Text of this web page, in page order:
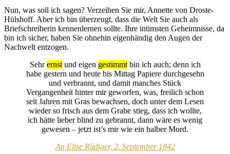
Nun, was soll ich sagen? Verzeihen Sie mir, Annette von Droste-
Hülshoff. Aber ich bin überzeugt, dass die Welt Sie auch als
Briefschreiberin kennenlernen sollte. Ihre intimsten Geheimnisse, da
bin ich sicher, haben Sie ohnehin eigenhändig den Augen der
Nachwelt entzogen.
Sehrernstund eigen gestimmtbin ich auch; denn ich
habe gestern und heute bis Mittag Papiere durchgesehn
und verbrannt, und damit manches Stück
Vergangenheit hinter mir geworfen, was, freilich schon
seit Jahren mit Gras bewachsen, doch unter dem Lesen
wieder so frisch aus dem Grabe stieg, dass ich wollte,
ich hätte lieber blind zu gebrannt, dann wäre es wenig
gewesen – jetzt ist’s mir wie ein halber Mord.
An Elise Rüdiger, 2. September 1842